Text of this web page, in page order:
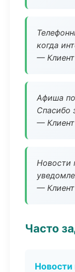
когда
—
Афиша
Спасибо
—
Новости
—
Часто
Новости